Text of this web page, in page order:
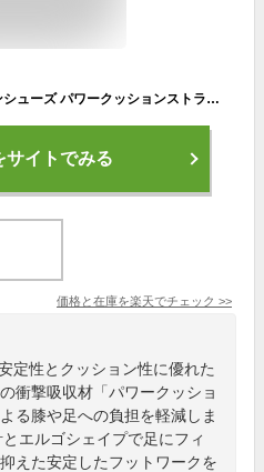
ヨネックス YONEX バドミントンシューズ パワークッションストライダーフロー SHBSF1
サイトでみる
価格と在庫を楽天でチェック >>
定性とクッション性に優れた
衝撃吸収材「パワークッショ
る膝や足への負担を軽減しま
エルゴシェイプで足にフィ
えた安定したフットワークを